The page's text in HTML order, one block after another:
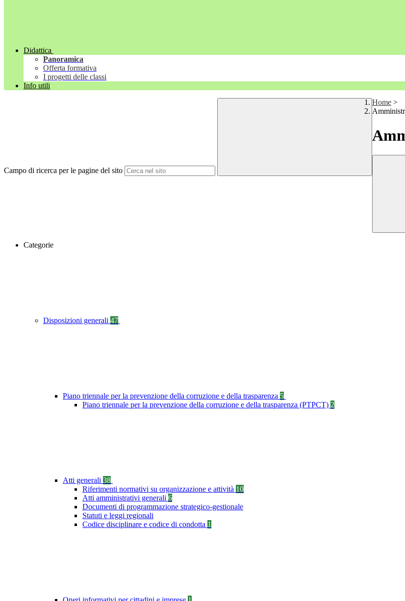
Didattica
Panoramica
Offerta formativa
I progetti delle classi
Info utili
Campo di ricerca per le pagine del sito
Home >
Categorie
Disposizioni generali 47
Piano triennale per la prevenzione della corruzione e della trasparenza 5
Piano triennale per la prevenzione della corruzione e della trasparenza (PTPCT) 2
Atti generali 38
Riferimenti normativi su organizzazione e attività 10
Atti amministrativi generali 6
Documenti di programmazione strategico-gestionale
Statuti e leggi regionali
Codice disciplinare e codice di condotta 1